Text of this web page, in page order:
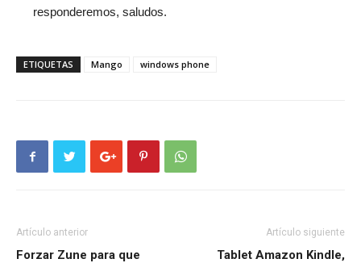
responderemos, saludos.
ETIQUETAS Mango windows phone
Artículo anterior
Forzar Zune para que
Artículo siguiente
Tablet Amazon Kindle,